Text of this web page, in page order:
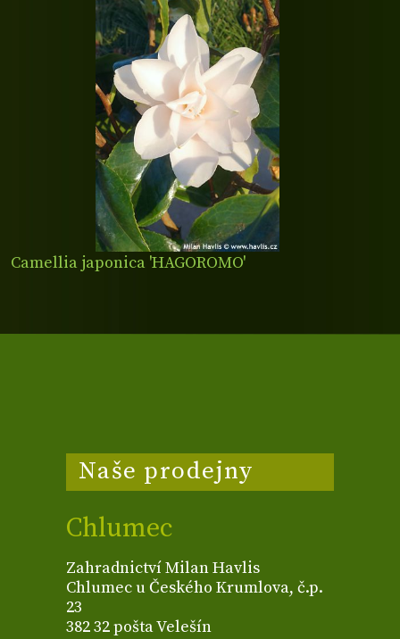
Camellia japonica 'HAGOROMO'
Naše prodejny
Chlumec
Zahradnictví Milan Havlis
Chlumec u Českého Krumlova, č.p.
23
382 32 pošta Velešín